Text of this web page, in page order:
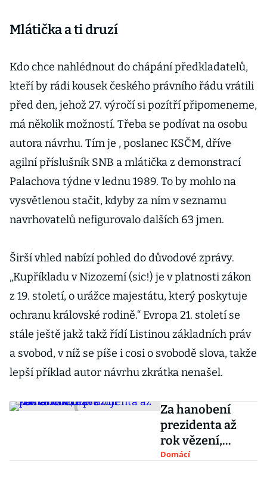
Mlátička a ti druzí
Kdo chce nahlédnout do chápání předkladatelů,
kteří by rádi kousek českého právního řádu vrátili
před den, jehož 27. výročí si pozítří připomeneme,
má několik možností. Třeba se podívat na osobu
autora návrhu. Tím je , poslanec KSČM, dříve
agilní příslušník SNB a mlátička z demonstrací
Palachova týdne v lednu 1989. To by mohlo na
vysvětlenou stačit, kdyby za ním v seznamu
navrhovatelů nefigurovalo dalších 63 jmen.
Širší vhled nabízí pohled do důvodové zprávy.
„Kupříkladu v Nizozemí (sic!) je v platnosti zákon
z 19. století, o urážce majestátu, který poskytuje
ochranu královské rodině.“ Evropa 21. století se
stále ještě jakž takž řídí Listinou základních práv
a svobod, v níž se píše i cosi o svobodě slova, takže
lepší příklad autor návrhu zkrátka nenašel.
Za hanobení
prezidenta až
rok vězení,
navrhují
Domácí